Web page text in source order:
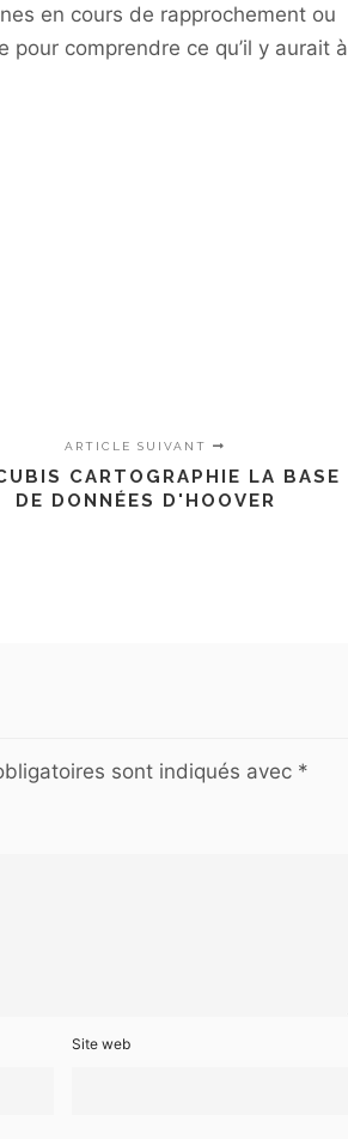
en cours de rapprochement ou
pour comprendre ce qu’il y aurait à
ARTICLE SUIVANT
CARTOGRAPHIE LA BASE
DE DONNÉES D'HOOVER
sont indiqués avec *
Site web